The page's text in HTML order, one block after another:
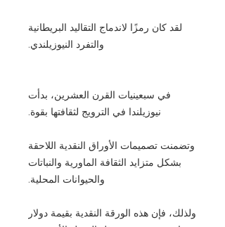
لقد كان رمزًا لاندماج التقاليد البريطانية
والتفرد النيوزيلندي.
في سبعينيات القرن العشرين، بدأت
نيوزيلندا في الترويج لثقافتها بقوة.
وتضمنت تصميمات الأوراق النقدية اللاحقة
بشكل متزايد الثقافة الماورية والنباتات
والحيوانات المحلية.
ولذلك، فإن هذه الورقة النقدية بقيمة دولار